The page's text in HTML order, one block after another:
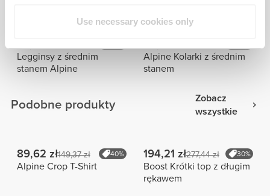
Use necessary cookies only
Legginsy z średnim
stanem Alpine
Alpine Kolarki z średnim
stanem
Podobne produkty
Zobacz
wszystkie
89,62 zł149,37 zł 40%
Alpine Crop T-Shirt
194,21 zł277,44 zł 30%
Boost Krótki top z długim
rękawem